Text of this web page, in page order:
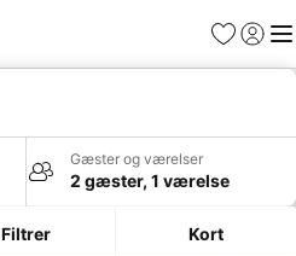
Favoritter
Log ind
Gæster og værelser
2 gæster, 1 værelse
Filtrer Kort